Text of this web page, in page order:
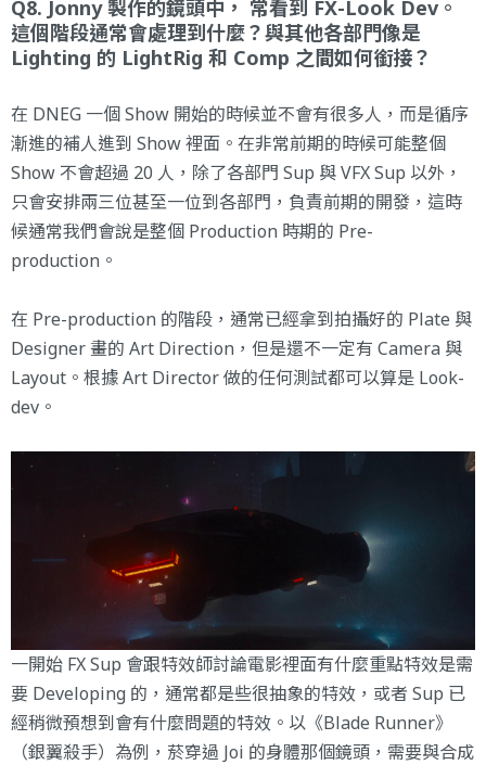
Q8. Jonny 製作的鏡頭中， 常看到 FX-Look Dev。
這個階段通常會處理到什麼？與其他各部門像是
Lighting 的 LightRig 和 Comp 之間如何銜接？
在 DNEG 一個 Show 開始的時候並不會有很多人，而是循序
漸進的補人進到 Show 裡面。在非常前期的時候可能整個
Show 不會超過 20 人，除了各部門 Sup 與 VFX Sup 以外，
只會安排兩三位甚至一位到各部門，負責前期的開發，這時
候通常我們會說是整個 Production 時期的 Pre-
production。
在 Pre-production 的階段，通常已經拿到拍攝好的 Plate 與
Designer 畫的 Art Direction，但是還不一定有 Camera 與
Layout。根據 Art Director 做的任何測試都可以算是 Look-
dev。
一開始 FX Sup 會跟特效師討論電影裡面有什麼重點特效是需
要 Developing 的，通常都是些很抽象的特效，或者 Sup 已
經稍微預想到會有什麼問題的特效。以《Blade Runner》
（銀翼殺手）為例，菸穿過 Joi 的身體那個鏡頭，需要與合成